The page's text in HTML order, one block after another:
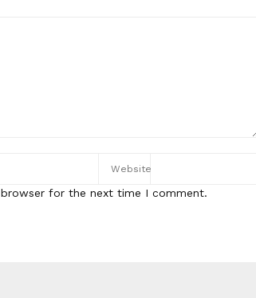
for the next time I comment.